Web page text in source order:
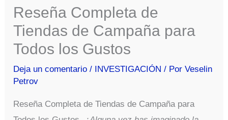
Reseña Completa de
Tiendas de Campaña para
Todos los Gustos
Deja un comentario / INVESTIGACIÓN / PorVeselin
Petrov
Reseña Completa de Tiendas de Campaña para